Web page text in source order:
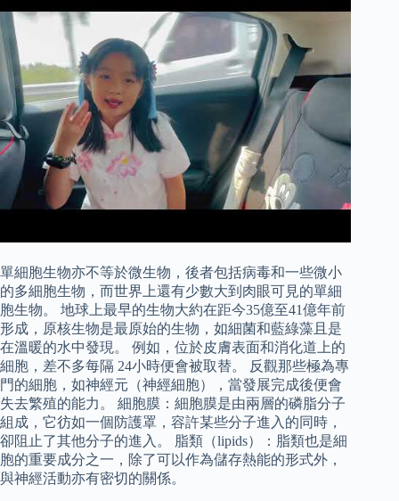
單細胞生物亦不等於微生物，後者包括病毒和一些微小
的多細胞生物，而世界上還有少數大到肉眼可見的單細
胞生物。 地球上最早的生物大約在距今35億至41億年前
形成，原核生物是最原始的生物，如細菌和藍綠藻且是
在溫暖的水中發現。 例如，位於皮膚表面和消化道上的
細胞，差不多每隔 24小時便會被取替。 反觀那些極為專
門的細胞，如神經元（神經細胞），當發展完成後便會
失去繁殖的能力。 細胞膜：細胞膜是由兩層的磷脂分子
組成，它彷如一個防護罩，容許某些分子進入的同時，
卻阻止了其他分子的進入。 脂類（lipids）：脂類也是細
胞的重要成分之一，除了可以作為儲存熱能的形式外，
與神經活動亦有密切的關係。